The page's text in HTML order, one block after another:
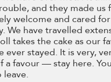
and they made us
welcome and cared
We have travelled
takes the cake as our
ever stayed. It is very,
a favour — stay here.
leave.